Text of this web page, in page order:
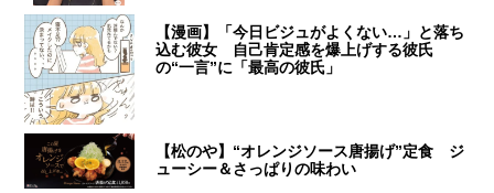
【漫画】「今日ビジュがよくない…」と落ち
込む彼女 自己肯定感を爆上げする彼氏
の“一言”に「最高の彼氏」
【松のや】“オレンジソース唐揚げ”定食 ジ
ューシー＆さっぱりの味わい